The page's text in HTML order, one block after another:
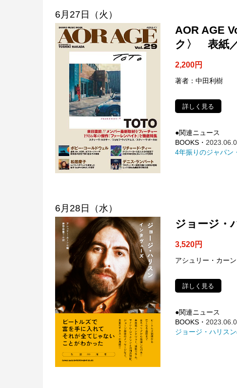
6月27日（火）
AOR AGE
ク〉 表紙
2,200円
著者：中田利樹
詳しく見る
●関連ニュース
BOOKS・
4年振りのジャパン
6月28日（水）
ジョージ・
3,520円
アシュリー・カー
詳しく見る
●関連ニュース
BOOKS・
ジョージ・ハリス